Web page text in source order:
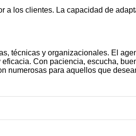
a los clientes. La capacidad de
técnicas y organizacionales. El
Con paciencia, escucha,
numerosas para aquellos que